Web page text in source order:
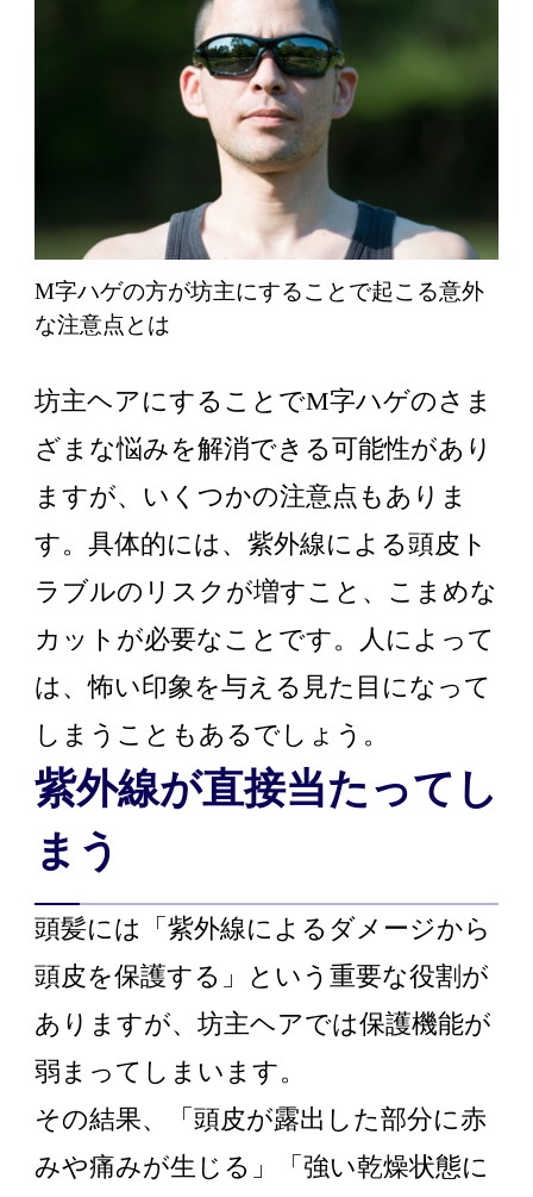
M字ハゲの方が坊主にすることで起こる意外
な注意点とは
坊主ヘアにすることでM字ハゲのさま
ざまな悩みを解消できる可能性があり
ますが、いくつかの注意点もありま
す。具体的には、紫外線による頭皮ト
ラブルのリスクが増すこと、こまめな
カットが必要なことです。人によって
は、怖い印象を与える見た目になって
しまうこともあるでしょう。
紫外線が直接当たってし
まう
頭髪には「紫外線によるダメージから
頭皮を保護する」という重要な役割が
ありますが、坊主ヘアでは保護機能が
弱まってしまいます。
その結果、「頭皮が露出した部分に赤
みや痛みが生じる」「強い乾燥状態に